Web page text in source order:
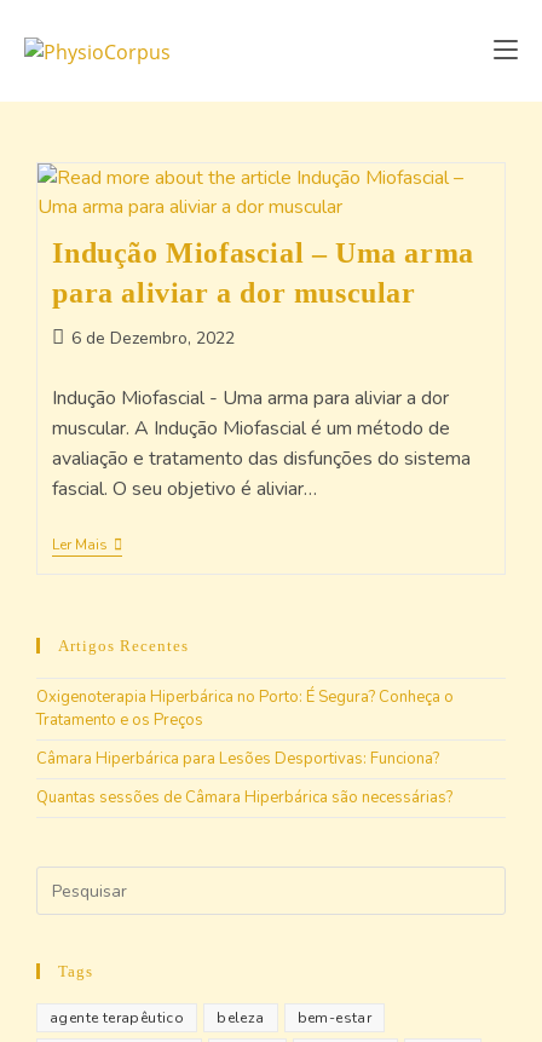
Indução Miofascial – Uma arma
para aliviar a dor muscular
6 de Dezembro, 2022
Indução Miofascial - Uma arma para aliviar a dor
muscular. A Indução Miofascial é um método de
avaliação e tratamento das disfunções do sistema
fascial. O seu objetivo é aliviar…
Ler Mais
Artigos Recentes
Oxigenoterapia Hiperbárica no Porto: É Segura? Conheça o
Tratamento e os Preços
Câmara Hiperbárica para Lesões Desportivas: Funciona?
Quantas sessões de Câmara Hiperbárica são necessárias?
Tags
agente terapêutico beleza
bem-estar